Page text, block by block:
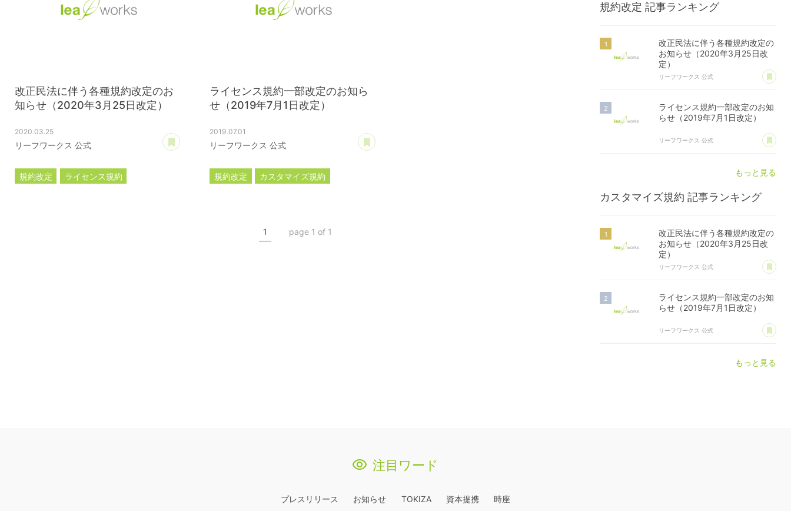
改正民法に伴う各種規約改定のお
知らせ（2020年3月25日改定）
2020.03.25
リーフワークス 公式
あとで読む
規約改定
ライセンス規約
ライセンス規約一部改定のお知ら
せ（2019年7月1日改定）
2019.07.01
リーフワークス 公式
あとで読む
規約改定
カスタマイズ規約
1 page 1 of 1
規約改定 記事ランキング
改正民法に伴う各種規約改定の
お知らせ（2020年3月25日改
定）
リーフワークス 公式 あ
ライセンス規約一部改定のお知
らせ（2019年7月1日改定）
リーフワークス 公式 あ
もっと見る
カスタマイズ規約 記事ランキング
改正民法に伴う各種規約改定の
お知らせ（2020年3月25日改
定）
リーフワークス 公式 あ
ライセンス規約一部改定のお知
らせ（2019年7月1日改定）
リーフワークス 公式 あ
もっと見る
注目ワード
プレスリリース お知らせ TOKIZA 資本提携 時座